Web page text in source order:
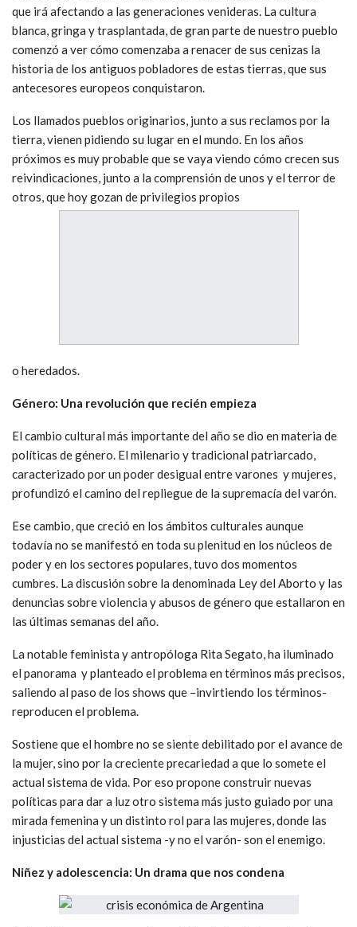
que irá afectando a las generaciones venideras. La cultura
blanca, gringa y trasplantada, de gran parte de nuestro pueblo
comenzó a ver cómo comenzaba a renacer de sus cenizas la
historia de los antiguos pobladores de estas tierras, que sus
antecesores europeos conquistaron.
Los llamados pueblos originarios, junto a sus reclamos por la
tierra, vienen pidiendo su lugar en el mundo. En los años
próximos es muy probable que se vaya viendo cómo crecen sus
reivindicaciones, junto a la comprensión de unos y el terror de
otros, que hoy gozan de privilegios propios
o heredados.
Género: Una revolución que recién empieza
El cambio cultural más importante del año se dio en materia de
políticas de género. El milenario y tradicional patriarcado,
caracterizado por un poder desigual entre varones y mujeres,
profundizó el camino del repliegue de la supremacía del varón.
Ese cambio, que creció en los ámbitos culturales aunque
todavía no se manifestó en toda su plenitud en los núcleos de
poder y en los sectores populares, tuvo dos momentos
cumbres. La discusión sobre la denominada Ley del Aborto y las
denuncias sobre violencia y abusos de género que estallaron en
las últimas semanas del año.
La notable feminista y antropóloga Rita Segato, ha iluminado
el panorama y planteado el problema en términos más precisos,
saliendo al paso de los shows que –invirtiendo los términos-
reproducen el problema.
Sostiene que el hombre no se siente debilitado por el avance de
la mujer, sino por la creciente precariedad a que lo somete el
actual sistema de vida. Por eso propone construir nuevas
políticas para dar a luz otro sistema más justo guiado por una
mirada femenina y un distinto rol para las mujeres, donde las
injusticias del actual sistema -y no el varón- son el enemigo.
Niñez y adolescencia: Un drama que nos condena